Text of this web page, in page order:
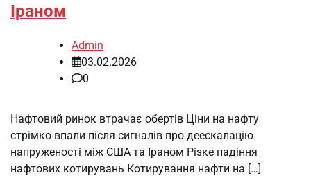
Іраном
Admin
03.02.2026
0
Нафтовий ринок втрачає обертів Ціни на нафту
стрімко впали після сигналів про деескалацію
напруженості між США та Іраном Різке падіння
нафтових котирувань Котирування нафти на […]